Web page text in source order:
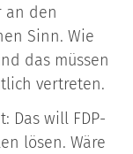
an den
Sinn. Wie
das müssen
vertreten.
Das will FDP-
lösen. Wäre